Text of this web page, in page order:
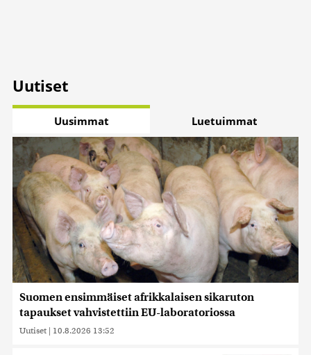
Uutiset
Uusimmat Luetuimmat
Suomen ensimmäiset afrikkalaisen sikaruton
tapaukset vahvistettiin EU-laboratoriossa
Uutiset | 10.8.2026 13:52